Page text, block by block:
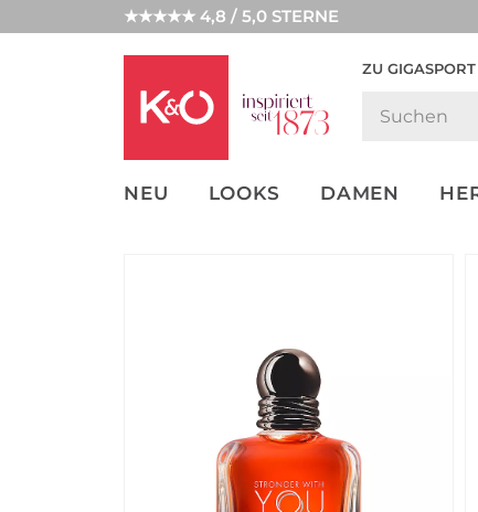
★★★★★ 4,8 / 5,0 STERNE
ZU GIGASPORT
NEU LOOKS DAMEN
NEW IN
WEDDING